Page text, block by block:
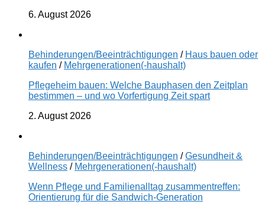
6. August 2026
Behinderungen/Beeinträchtigungen / Haus bauen oder
kaufen / Mehrgenerationen(-haushalt)
Pflegeheim bauen: Welche Bauphasen den Zeitplan
bestimmen – und wo Vorfertigung Zeit spart
2. August 2026
Behinderungen/Beeinträchtigungen /Gesundheit &
Wellness / Mehrgenerationen(-haushalt)
Wenn Pflege und Familienalltag zusammentreffen:
Orientierung für die Sandwich-Generation